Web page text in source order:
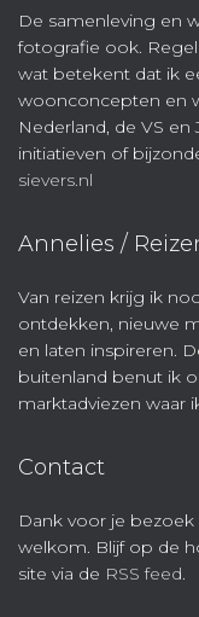
De samenleving en
fotografie ook.
wat betekent dat ik
woonconcepten en
Nederland, de VS
initiatieven of
sievers.nl
Annelies /
Van reizen krijg ik
ontdekken, nieuwe
en laten inspireren.
buitenland benut ik
marktadviezen waar
Contact
Dank voor je bezoek
welkom. Blijf op de
site via de RSS feed.